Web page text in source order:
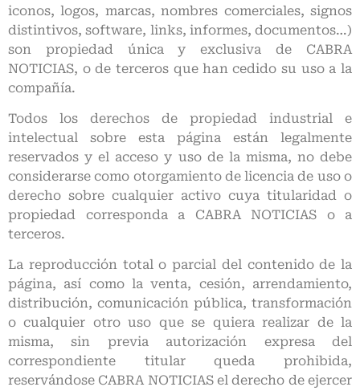
iconos, logos, marcas, nombres comerciales, signos
distintivos, software, links, informes, documentos…)
son propiedad única y exclusiva de CABRA
NOTICIAS, o de terceros que han cedido su uso a la
compañía.
Todos los derechos de propiedad industrial e
intelectual sobre esta página están legalmente
reservados y el acceso y uso de la misma, no debe
considerarse como otorgamiento de licencia de uso o
derecho sobre cualquier activo cuya titularidad o
propiedad corresponda a CABRA NOTICIAS o a
terceros.
La reproducción total o parcial del contenido de la
página, así como la venta, cesión, arrendamiento,
distribución, comunicación pública, transformación
o cualquier otro uso que se quiera realizar de la
misma, sin previa autorización expresa del
correspondiente titular queda prohibida,
reservándose CABRA NOTICIAS el derecho de ejercer